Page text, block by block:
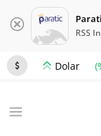
RSS
Dolar